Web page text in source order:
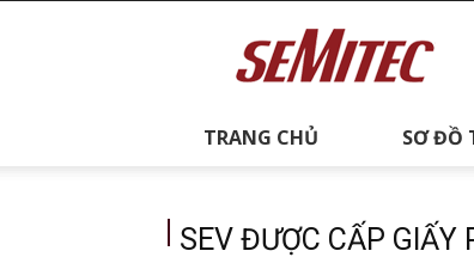
TRANG CHỦ SƠ ĐỒ
SEV ĐƯỢC CẤP GIẤY